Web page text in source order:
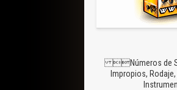
Números de
Impropios,